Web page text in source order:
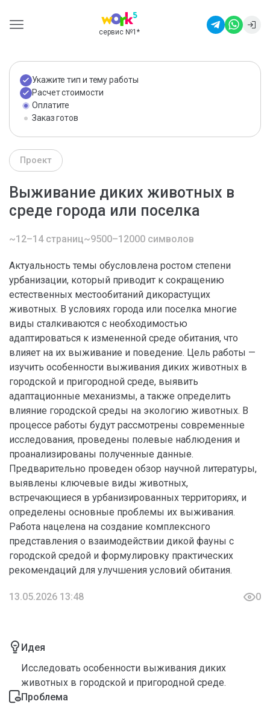
сервис №1 *
Укажите тип и тему работы
Расчет стоимости
Оплатите
Заказ готов
Проект
Выживание диких животных в
среде города или поселка
~12–14 страниц~9500–12000 символов
Актуальность темы обусловлена ростом степени
урбанизации, который приводит к сокращению
естественных местообитаний дикорастущих
животных. В условиях города или поселка многие
виды сталкиваются с необходимостью
адаптироваться к измененной среде обитания, что
влияет на их выживание и поведение. Цель работы —
изучить особенности выживания диких животных в
городской и пригородной среде, выявить
адаптационные механизмы, а также определить
влияние городской среды на экологию животных. В
процессе работы будут рассмотрены современные
исследования, проведены полевые наблюдения и
проанализированы полученные данные.
Предварительно проведен обзор научной литературы,
выявлены ключевые виды животных,
встречающиеся в урбанизированных территориях, и
определены основные проблемы их выживания.
Работа нацелена на создание комплексного
представления о взаимодействии дикой фауны с
городской средой и формулировку практических
рекомендаций для улучшения условий обитания.
13.05.2026 13:48 0
Идея
Исследовать особенности выживания диких
животных в городской и пригородной среде.
Проблема